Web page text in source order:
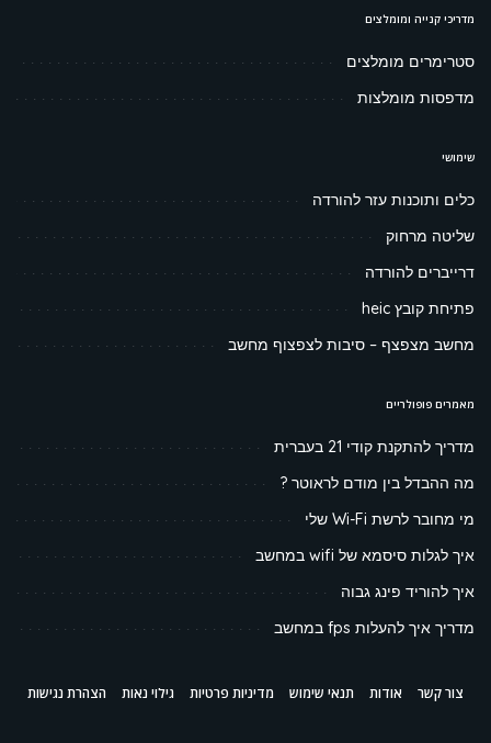
מדריכי קנייה ומומלצים
סטרימרים מומלצים
מדפסות מומלצות
שימושי
כלים ותוכנות עזר להורדה
שליטה מרחוק
דרייברים להורדה
פתיחת קובץ heic
מחשב מצפצף – סיבות לצפצוף מחשב
מאמרים פופולריים
מדריך להתקנת קודי 21 בעברית
מה ההבדל בין מודם לראוטר ?
מי מחובר לרשת Wi-Fi שלי
איך לגלות סיסמא של wifi במחשב
איך להוריד פינג גבוה
מדריך איך להעלות fps במחשב
צור קשר אודות תנאי שימוש מדיניות פרטיות גילוי נאות הצהרת נגישות